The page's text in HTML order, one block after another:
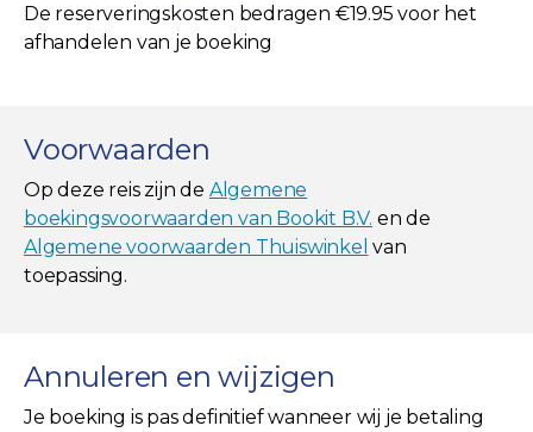
De reserveringskosten bedragen €19.95 voor het
afhandelen van je boeking
Voorwaarden
Op deze reis zijn de Algemene
boekingsvoorwaarden van Bookit B.V. en de
Algemene voorwaarden Thuiswinkel van
toepassing.
Annuleren en wijzigen
Je boeking is pas definitief wanneer wij je betaling